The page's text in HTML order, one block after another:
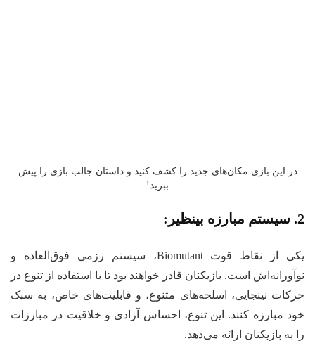
در این بازی مکان‌های جدید را کشف کنید و داستان جالب بازی را پیش
ببرید!
2. سیستم مبارزه بینظیر:
یکی از نقاط قوت Biomutant، سیستم رزمی فوق‌العاده و
نوآورانه‌اش است. بازیکنان قادر خواهند بود تا با استفاده از تنوع در
حرکات نینجایی، اسلحه‌های متنوع، و قابلیت‌های خاص، به سبک
خود مبارزه کنند. این تنوع، احساس آزادی و خلاقیت در مبارزات
را به بازیکنان ارائه می‌دهد.